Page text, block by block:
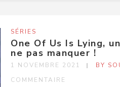
SÉRIES
One Of Us Is Lying,
ne pas manquer !
1 NOVEMBRE 2021 BY
COMMENTAIRE